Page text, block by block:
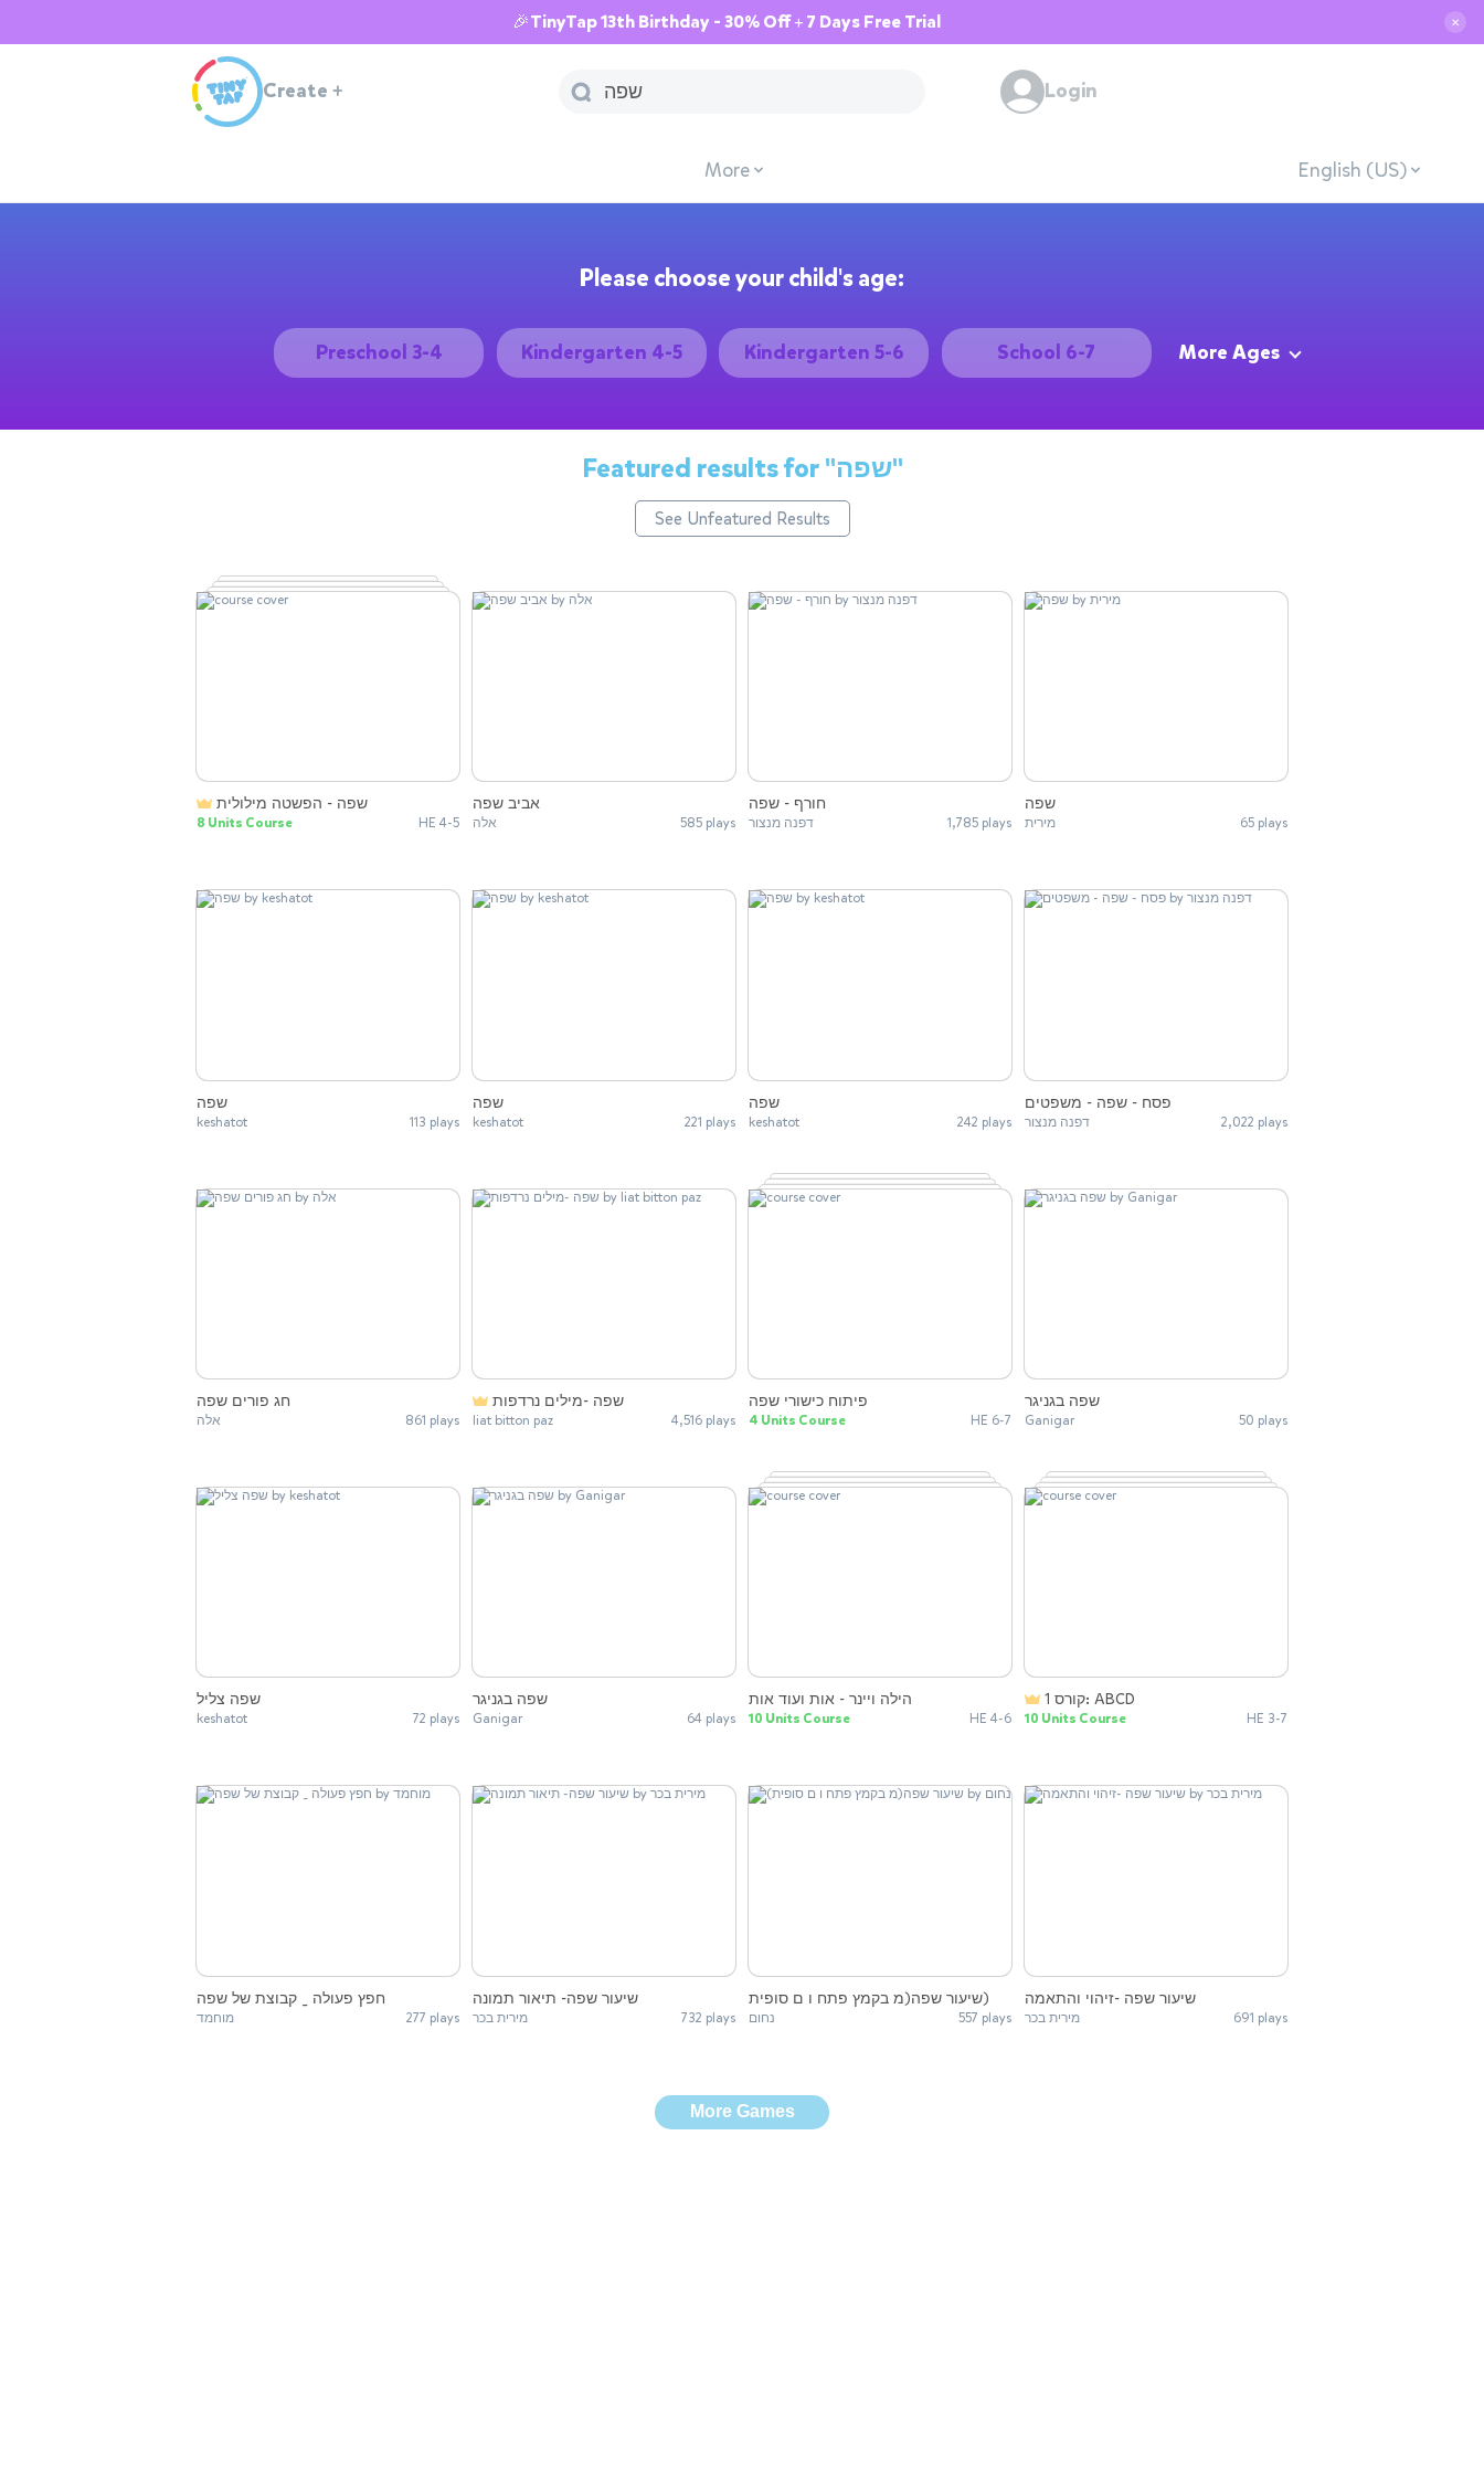
🎉TinyTap 13th Birthday - 30% Off + 7 Days Free Trial ✕
Create + Login
More English (US)
Please choose your child's age:
Preschool 3-4 Kindergarten 4-5 Kindergarten 5-6 School 6-7 More Ages
Featured results for "שפה"
See Unfeatured Results
שפה - הפשטה מילולית
8 Units Course HE 4-5
אביב שפה
אלה 585 plays
חורף - שפה
דפנה מנצור 1,785 plays
שפה
מירית 65 plays
שפה
keshatot 113 plays
שפה
keshatot 221 plays
שפה
keshatot 242 plays
פסח - שפה - משפטים
דפנה מנצור 2,022 plays
חג פורים שפה
אלה 861 plays
שפה -מילים נרדפות
liat bitton paz 4,516 plays
פיתוח כישורי שפה
4 Units Course HE 6-7
שפה בגניגר
Ganigar 50 plays
שפה צליל
keshatot 72 plays
שפה בגניגר
Ganigar 64 plays
הילה ויינר - אות ועוד אות
10 Units Course HE 4-6
קורס 1: ABCD
10 Units Course HE 3-7
חפץ פעולה _ קבוצת של שפה
מוחמד 277 plays
שיעור שפה- תיאור תמונה
מירית בכר 732 plays
שיעור שפה(מ בקמץ פתח ו ם סופית)
נחום 557 plays
שיעור שפה -זיהוי והתאמה
מירית בכר 691 plays
More Games